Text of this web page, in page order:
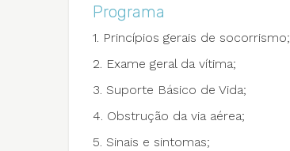
Programa
1. Princípios gerais de socorrismo;
2. Exame geral da vítima;
3. Suporte Básico de Vida;
4. Obstrução da via aérea;
5. Sinais e sintomas;